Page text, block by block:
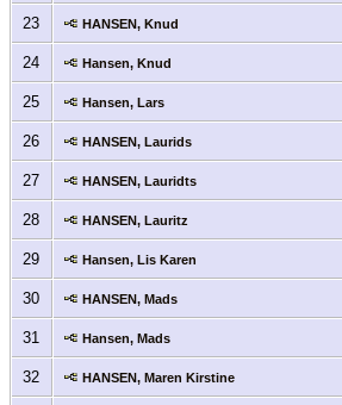
23 HANSEN, Knud
24 Hansen, Knud
25 Hansen, Lars
26 HANSEN, Laurids
27 HANSEN, Lauridts
28 HANSEN, Lauritz
29 Hansen, Lis Karen
30 HANSEN, Mads
31 Hansen, Mads
32 HANSEN, Maren Kirstine